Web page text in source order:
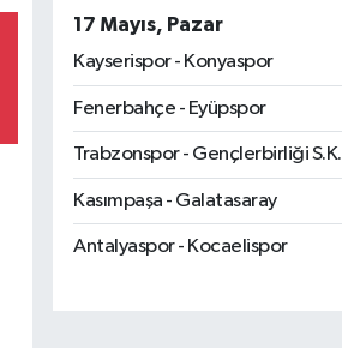
17 Mayıs, Pazar
Kayserispor - Konyaspor
Fenerbahçe - Eyüpspor
Trabzonspor - Gençlerbirliği S.K.
Kasımpaşa - Galatasaray
Antalyaspor - Kocaelispor